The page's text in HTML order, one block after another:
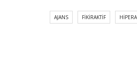
AJANS FIKIRAKTIF